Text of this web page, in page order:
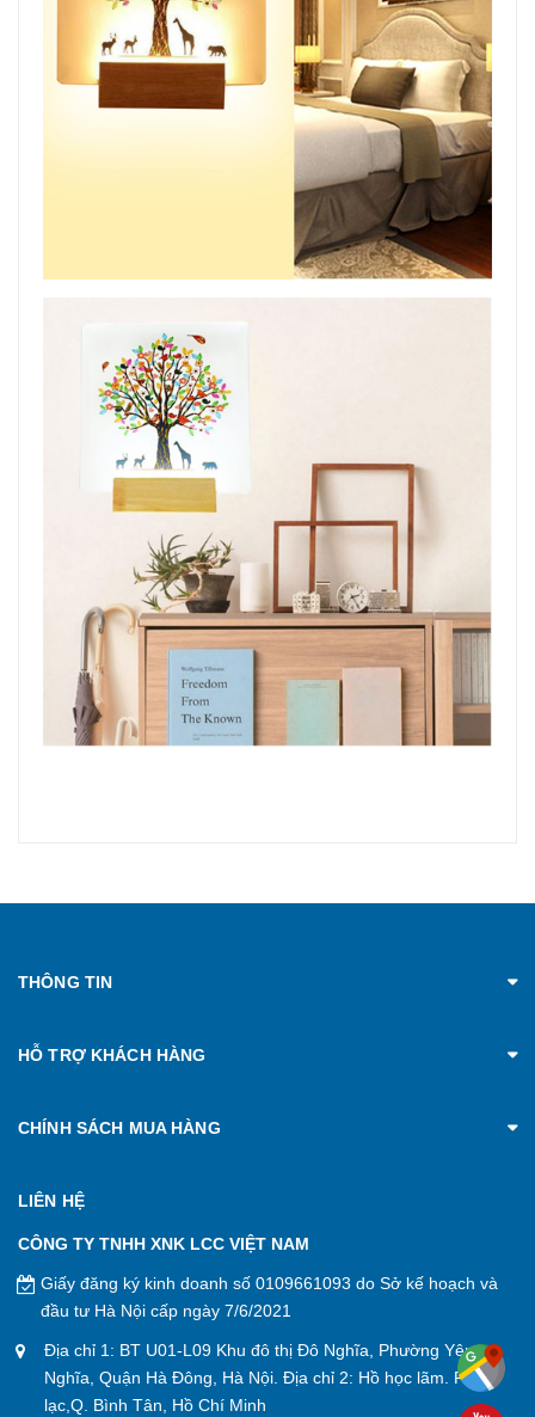
THÔNG TIN
HỖ TRỢ KHÁCH HÀNG
CHÍNH SÁCH MUA HÀNG
LIÊN HỆ
CÔNG TY TNHH XNK LCC VIỆT NAM
Giấy đăng ký kinh doanh số 0109661093 do Sở kế hoạch và
đầu tư Hà Nội cấp ngày 7/6/2021
Địa chỉ 1: BT U01-L09 Khu đô thị Đô Nghĩa, Phường Yên
Nghĩa, Quận Hà Đông, Hà Nội. Địa chỉ 2: Hồ học lãm. P. An
lạc,Q. Bình Tân, Hồ Chí Minh